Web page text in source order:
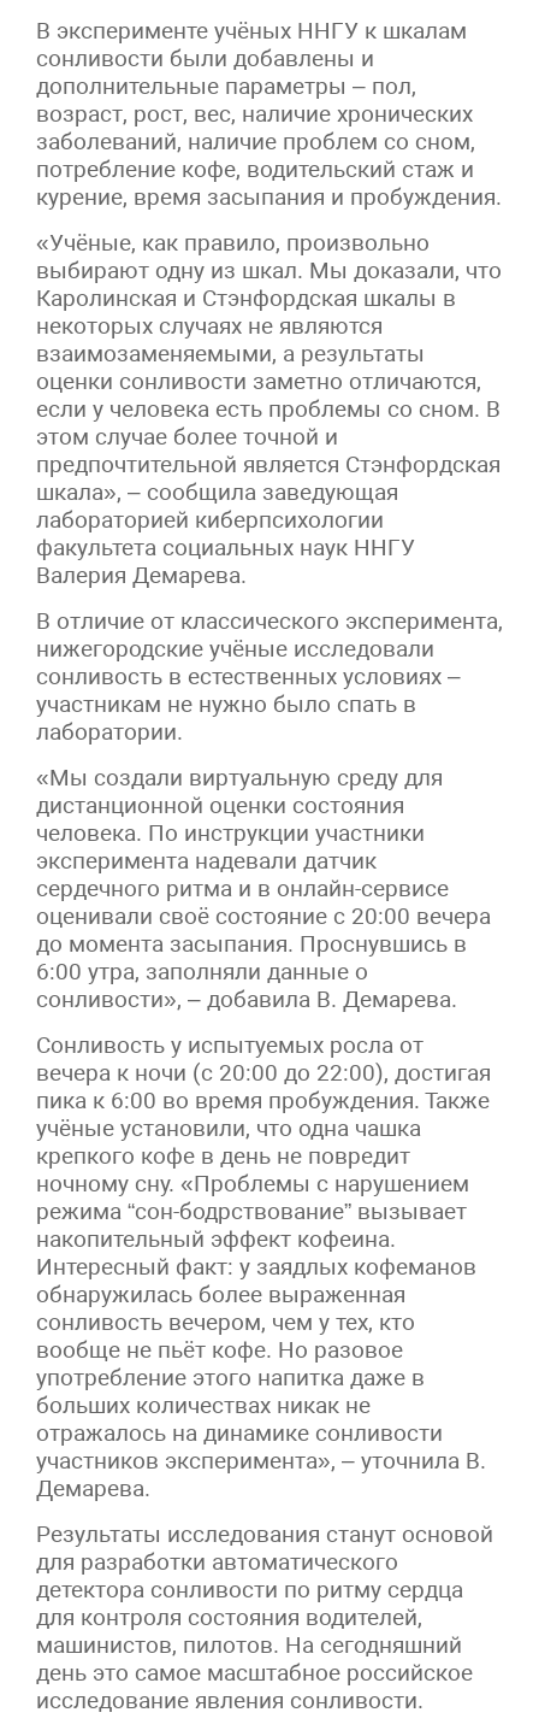
В эксперименте учёных ННГУ к шкалам
сонливости были добавлены и
дополнительные параметры – пол,
возраст, рост, вес, наличие хронических
заболеваний, наличие проблем со сном,
потребление кофе, водительский стаж и
курение, время засыпания и пробуждения.
«Учёные, как правило, произвольно
выбирают одну из шкал. Мы доказали, что
Каролинская и Стэнфордская шкалы в
некоторых случаях не являются
взаимозаменяемыми, а результаты
оценки сонливости заметно отличаются,
если у человека есть проблемы со сном. В
этом случае более точной и
предпочтительной является Стэнфордская
шкала», – сообщила заведующая
лабораторией киберпсихологии
факультета социальных наук ННГУ
Валерия Демарева.
В отличие от классического эксперимента,
нижегородские учёные исследовали
сонливость в естественных условиях –
участникам не нужно было спать в
лаборатории.
«Мы создали виртуальную среду для
дистанционной оценки состояния
человека. По инструкции участники
эксперимента надевали датчик
сердечного ритма и в онлайн-сервисе
оценивали своё состояние с 20:00 вечера
до момента засыпания. Проснувшись в
6:00 утра, заполняли данные о
сонливости», – добавила В. Демарева.
Сонливость у испытуемых росла от
вечера к ночи (с 20:00 до 22:00), достигая
пика к 6:00 во время пробуждения. Также
учёные установили, что одна чашка
крепкого кофе в день не повредит
ночному сну. «Проблемы с нарушением
режима “сон-бодрствование” вызывает
накопительный эффект кофеина.
Интересный факт: у заядлых кофеманов
обнаружилась более выраженная
сонливость вечером, чем у тех, кто
вообще не пьёт кофе. Но разовое
употребление этого напитка даже в
больших количествах никак не
отражалось на динамике сонливости
участников эксперимента», – уточнила В.
Демарева.
Результаты исследования станут основой
для разработки автоматического
детектора сонливости по ритму сердца
для контроля состояния водителей,
машинистов, пилотов. На сегодняшний
день это самое масштабное российское
исследование явления сонливости.